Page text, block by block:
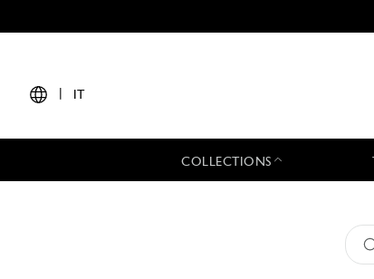
IT
COLLECTIONS